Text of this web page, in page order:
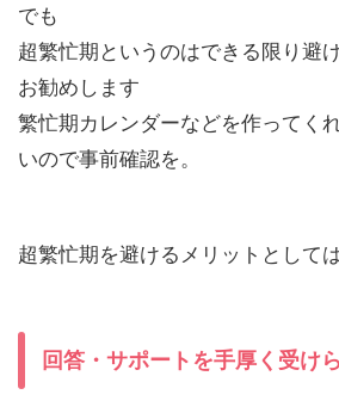
でも
超繁忙期というのはできる限り避
お勧めします
繁忙期カレンダーなどを作ってく
いので事前確認を。
超繁忙期を避けるメリットとして
回答・サポートを手厚く受け